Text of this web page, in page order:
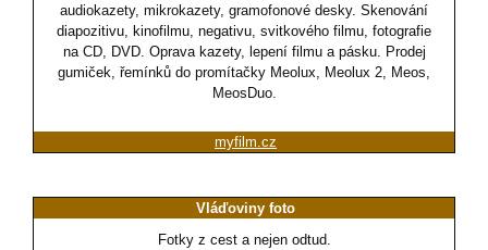
audiokazety, mikrokazety, gramofonové desky. Skenování
diapozitivu, kinofilmu, negativu, svitkového filmu, fotografie
na CD, DVD. Oprava kazety, lepení filmu a pásku. Prodej
gumiček, řemínků do promítačky Meolux, Meolux 2, Meos,
MeosDuo.
myfilm.cz
Vláďoviny foto
Fotky z cest a nejen odtud.